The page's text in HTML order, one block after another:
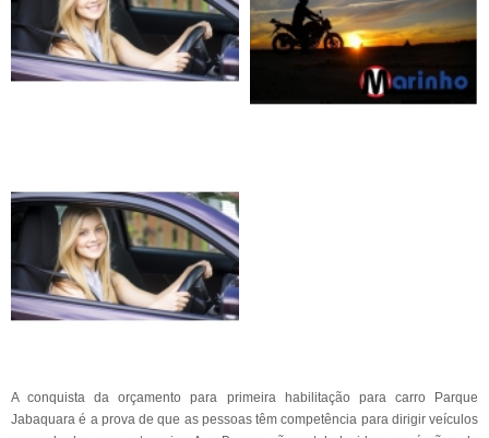
A conquista da orçamento para primeira habilitação para carro Parque
Jabaquara é a prova de que as pessoas têm competência para dirigir veículos